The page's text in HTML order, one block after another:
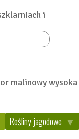
Rośliny jagodowe